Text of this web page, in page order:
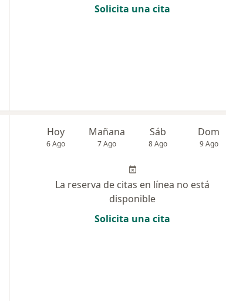
Solicita una cita
Hoy
6 Ago
Mañana
7 Ago
Sáb
8 Ago
Dom
9 Ago
La reserva de citas en línea no está
disponible
Solicita una cita